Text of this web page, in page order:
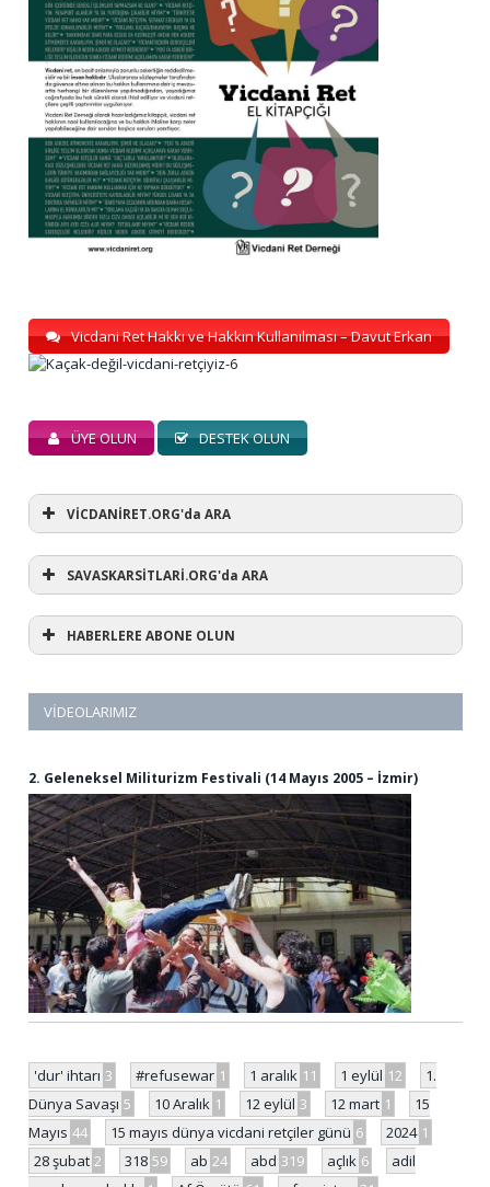
Vicdani Ret Hakkı ve Hakkın Kullanılması – Davut Erkan
ÜYE OLUN DESTEK OLUN
VİCDANİRET.ORG'da ARA
SAVASKARSİTLARİ.ORG'da ARA
HABERLERE ABONE OLUN
VIDEOLARIMIZ
2. Geleneksel Militurizm Festivali (14 Mayıs 2005 – İzmir)
'dur' ihtarı 3 #refusewar 1 1 aralık 11 1 eylül 12
1.
Dünya Savaşı 5 10 Aralık 1 12 eylül 3 12 mart 1
15
Mayıs 44 15 mayıs dünya vicdani retçiler günü 6 2024 1
28 şubat 2 318 59 ab 24 abd 319 açlık 6
adil